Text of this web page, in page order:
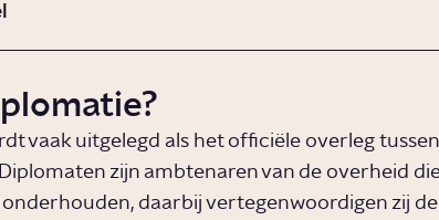
vaak uitgelegd als het officiële overleg
zijn ambtenaren van de overheid
daarbij vertegenwoordigen zij